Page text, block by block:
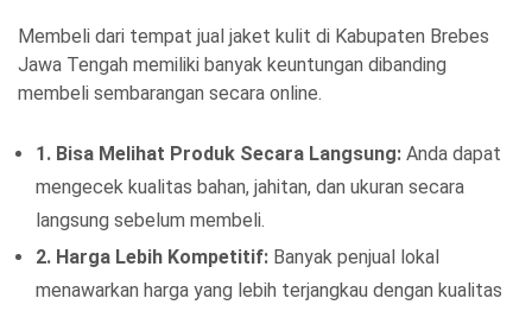
Membeli dari tempat jual jaket kulit di Kabupaten Brebes
Jawa Tengah memiliki banyak keuntungan dibanding
membeli sembarangan secara online.
1. Bisa Melihat Produk Secara Langsung: Anda dapat
mengecek kualitas bahan, jahitan, dan ukuran secara
langsung sebelum membeli.
2. Harga Lebih Kompetitif: Banyak penjual lokal
menawarkan harga yang lebih terjangkau dengan kualitas